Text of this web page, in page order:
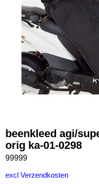
beenkleed agi/
orig ka-01-0298
99999
€192.50 incl BTW